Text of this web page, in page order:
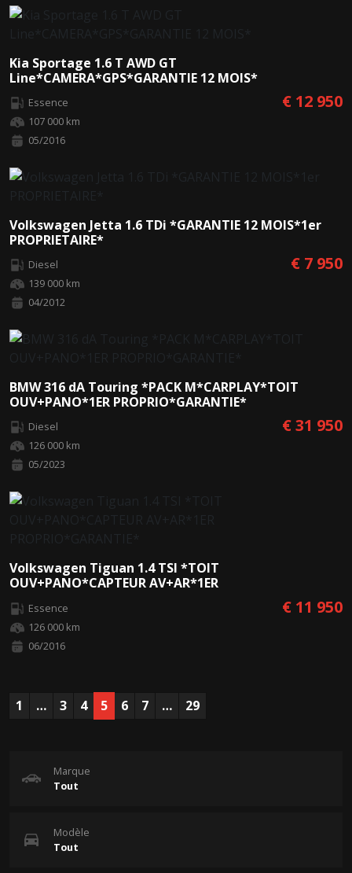
Kia Sportage 1.6 T AWD GT
Line*CAMERA*GPS*GARANTIE 12 MOIS*
Essence
107 000 km
05/2016
€ 12 950
Volkswagen Jetta 1.6 TDi *GARANTIE 12 MOIS*1er
PROPRIETAIRE*
Diesel
139 000 km
04/2012
€ 7 950
BMW 316 dA Touring *PACK M*CARPLAY*TOIT
OUV+PANO*1ER PROPRIO*GARANTIE*
Diesel
126 000 km
05/2023
€ 31 950
Volkswagen Tiguan 1.4 TSI *TOIT
OUV+PANO*CAPTEUR AV+AR*1ER
Essence
126 000 km
06/2016
€ 11 950
1 … 3 4 5 6 7 … 29
Marque
Modèle